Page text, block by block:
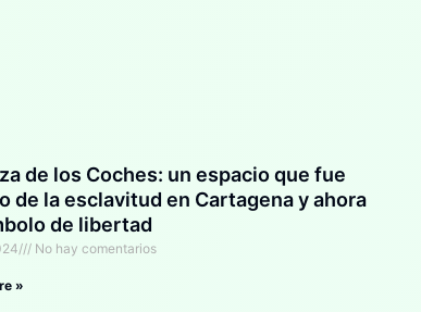
de los Coches: un espacio que fue
de la esclavitud en Cartagena y ahora
de libertad
No hay comentarios
»